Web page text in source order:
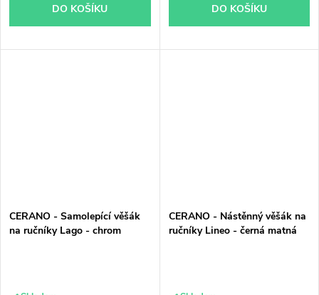
DO KOŠÍKU DO KOŠÍKU
CERANO - Samolepící věšák
na ručníky Lago - chrom
CERANO - Nástěnný věšák na
ručníky Lineo - černá matná